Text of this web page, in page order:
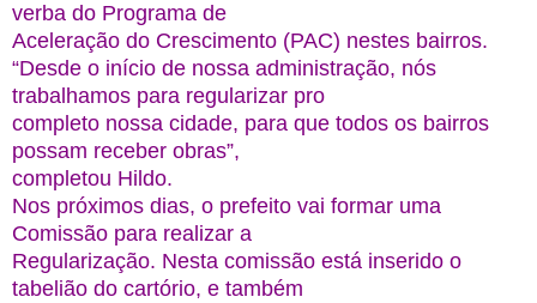
verba do Programa de
Aceleração do Crescimento (PAC) nestes bairros.
“Desde o início de nossa administração, nós
trabalhamos para regularizar pro
completo nossa cidade, para que todos os bairros
possam receber obras”,
completou Hildo.
Nos próximos dias, o prefeito vai formar uma
Comissão para realizar a
Regularização. Nesta comissão está inserido o
tabelião do cartório, e também